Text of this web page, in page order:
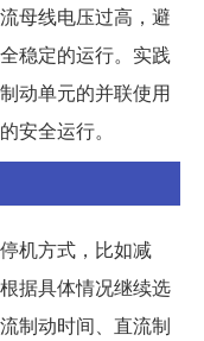
母线电压过高，避
稳定的运行。实践
动单元的并联使用
安全运行。
机方式，比如减
据具体情况继续选
制动时间、直流制